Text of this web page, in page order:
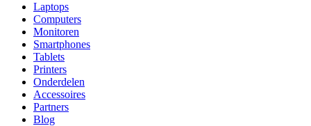
Laptops
Computers
Monitoren
Smartphones
Tablets
Printers
Onderdelen
Accessoires
Partners
Blog